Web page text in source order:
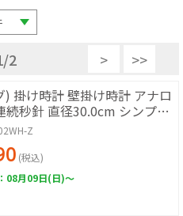
/2 > >>
) 掛け時計 壁掛け時計 アナロ
続秒針 直径30.0cm シンプル
やすい ホワイト W802WHZ
Z
(税込)
08月09日(日)～